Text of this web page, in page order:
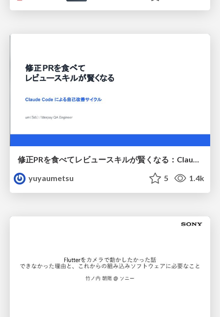
修正PRを食べてレビュースキルが賢くなる：Claude Codeによる自己改善サイクル
yuyaumetsu
5 1.4k